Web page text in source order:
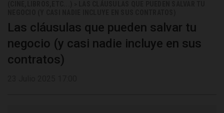
Las cláusulas que pueden salvar tu
negocio (y casi nadie incluye en sus
contratos)